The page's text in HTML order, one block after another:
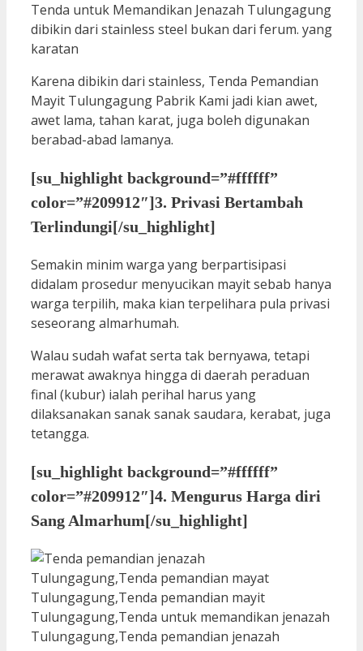
Tenda untuk Memandikan Jenazah Tulungagung
dibikin dari stainless steel bukan dari ferum. yang
karatan
Karena dibikin dari stainless, Tenda Pemandian
Mayit Tulungagung Pabrik Kami jadi kian awet,
awet lama, tahan karat, juga boleh digunakan
berabad-abad lamanya.
[su_highlight background=”#ffffff”
color=”#209912″]3. Privasi Bertambah
Terlindungi[/su_highlight]
Semakin minim warga yang berpartisipasi
didalam prosedur menyucikan mayit sebab hanya
warga terpilih, maka kian terpelihara pula privasi
seseorang almarhumah.
Walau sudah wafat serta tak bernyawa, tetapi
merawat awaknya hingga di daerah peraduan
final (kubur) ialah perihal harus yang
dilaksanakan sanak sanak saudara, kerabat, juga
tetangga.
[su_highlight background=”#ffffff”
color=”#209912″]4. Mengurus Harga diri
Sang Almarhum[/su_highlight]